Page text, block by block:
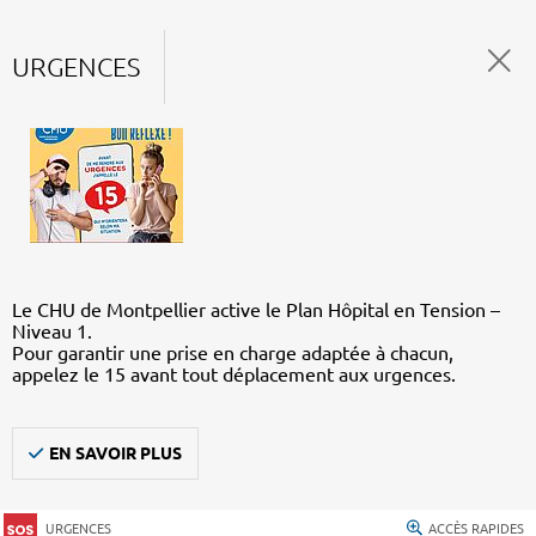
URGENCES
Le CHU de Montpellier active le Plan Hôpital en Tension –
Niveau 1.
Pour garantir une prise en charge adaptée à chacun,
appelez le 15 avant tout déplacement aux urgences.
EN SAVOIR PLUS
URGENCES ACCÈS RAPIDES